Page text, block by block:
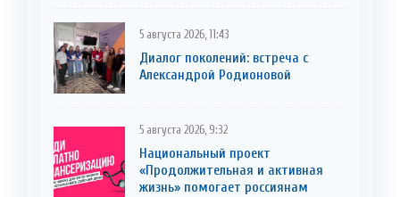
5 августа 2026, 11:43
Диалог поколений: встреча с
Александрой Родионовой
5 августа 2026, 9:32
Национальный проект
«Продолжительная и активная
жизнь» помогает россиянам